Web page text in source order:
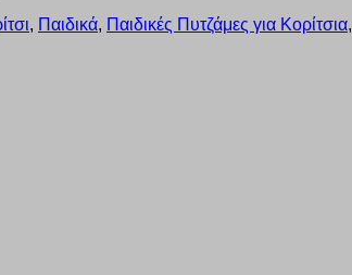
, Παιδικά, Παιδικές Πυτζάμες για Κορίτσια,